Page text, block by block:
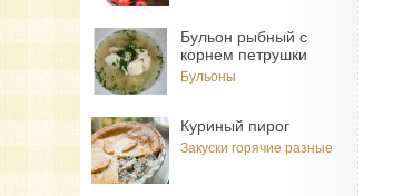
Бульон рыбный с
корнем петрушки
Бульоны
Куриный пирог
Закуски горячие разные